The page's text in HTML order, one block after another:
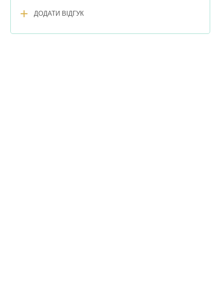
add ДОДАТИ ВІДГУК